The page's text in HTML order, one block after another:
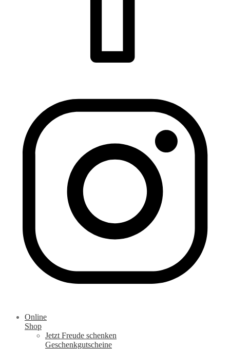
Online
Shop
Jetzt Freude schenken
Geschenkgutscheine